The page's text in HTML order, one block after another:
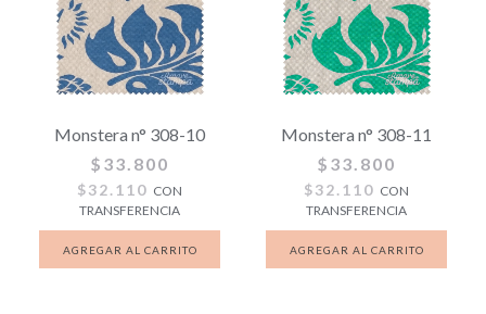
Monstera n° 308-10
$33.800
$32.110 CON
TRANSFERENCIA
Monstera n° 308-11
$33.800
$32.110 CON
TRANSFERENCIA